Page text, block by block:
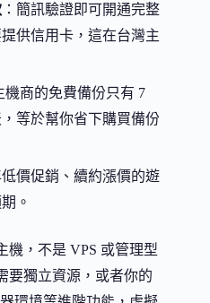
：簡訊驗證即可開通完整
供信用卡，這在台灣主
機商的免費備份只有 7
等於幫你省下購買備份
低價促銷、續約漲價的遊
。
機，不是 VPS 或管理型
要獨立資源，或者你的